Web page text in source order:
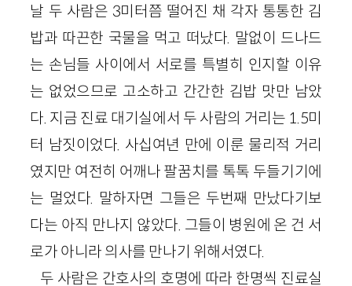
날 두 사람은 3미터쯤 떨어진 채 각자 통통한 김
밥과 따끈한 국물을 먹고 떠났다. 말없이 드나드
는 손님들 사이에서 서로를 특별히 인지할 이유
는 없었으므로 고소하고 간간한 김밥 맛만 남았
다. 지금 진료 대기실에서 두 사람의 거리는 1.5미
터 남짓이었다. 사십여년 만에 이룬 물리적 거리
였지만 여전히 어깨나 팔꿈치를 톡톡 두들기기에
는 멀었다. 말하자면 그들은 두번째 만났다기보
다는 아직 만나지 않았다. 그들이 병원에 온 건 서
로가 아니라 의사를 만나기 위해서였다.
두 사람은 간호사의 호명에 따라 한명씩 진료실